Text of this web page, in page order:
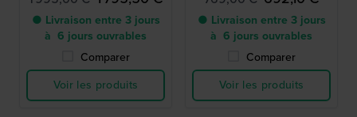
● Livraison entre 3 jours
à 6 jours ouvrables
Comparer
Voir les produits
● Livraison entre 3 jours
à 6 jours ouvrables
Comparer
Voir les produits